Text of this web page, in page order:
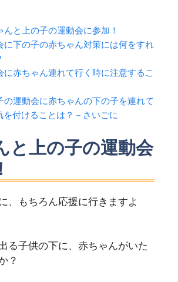
んと上の子の運動会に参加！
に下の子の赤ちゃん対策には何をすれ
に赤ちゃん連れて行く時に注意するこ
の運動会に赤ちゃんの下の子を連れて
を付けることは？－さいごに
と上の子の運動会
、もちろん応援に行きますよ
る子供の下に、赤ちゃんがいた
？